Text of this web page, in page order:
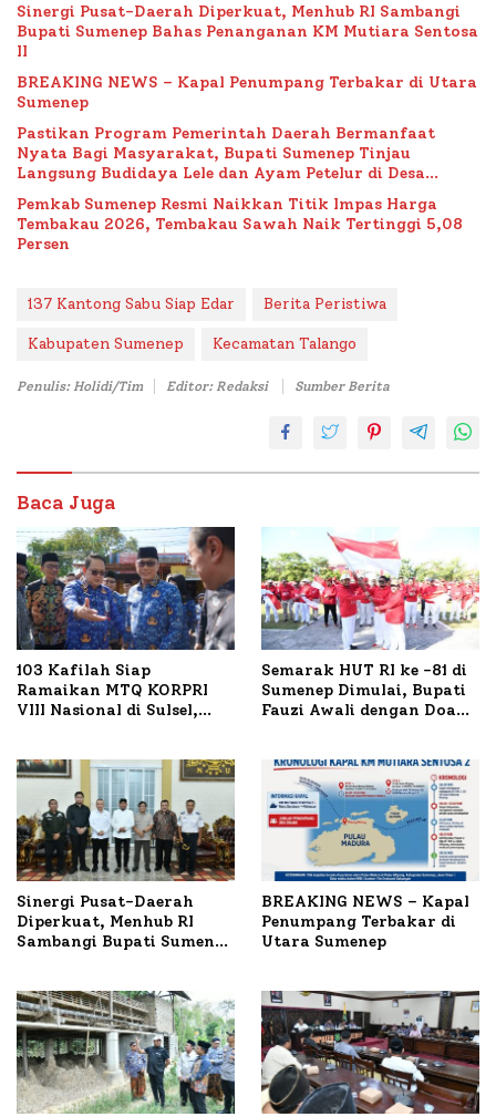
Sinergi Pusat-Daerah Diperkuat, Menhub RI Sambangi
Bupati Sumenep Bahas Penanganan KM Mutiara Sentosa
II
BREAKING NEWS – Kapal Penumpang Terbakar di Utara
Sumenep
Pastikan Program Pemerintah Daerah Bermanfaat
Nyata Bagi Masyarakat, Bupati Sumenep Tinjau
Langsung Budidaya Lele dan Ayam Petelur di Desa
Pemkab Sumenep Resmi Naikkan Titik Impas Harga
Tembakau 2026, Tembakau Sawah Naik Tertinggi 5,08
Persen
137 Kantong Sabu Siap Edar Berita Peristiwa
Kabupaten Sumenep Kecamatan Talango
Penulis: Holidi/Tim Editor: Redaksi Sumber Berita
Baca Juga
103 Kafilah Siap
Ramaikan MTQ KORPRI
VIII Nasional di Sulsel,
Semarak HUT RI ke -81 di
Sumenep Dimulai, Bupati
Fauzi Awali dengan Doa
Sinergi Pusat-Daerah
Diperkuat, Menhub RI
Sambangi Bupati Sumenep
BREAKING NEWS – Kapal
Penumpang Terbakar di
Utara Sumenep